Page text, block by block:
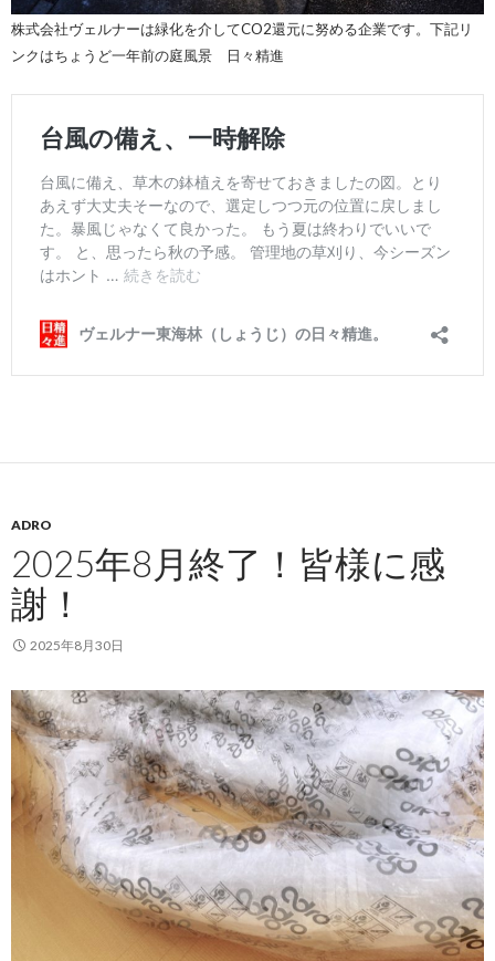
株式会社ヴェルナーは緑化を介してCO2還元に努める企業です。下記リ
ンクはちょうど一年前の庭風景 日々精進
ADRO
2025年8月終了！皆様に感
謝！
2025年8月30日